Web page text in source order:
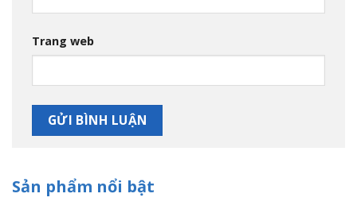
Trang web
Sản phẩm nổi bật